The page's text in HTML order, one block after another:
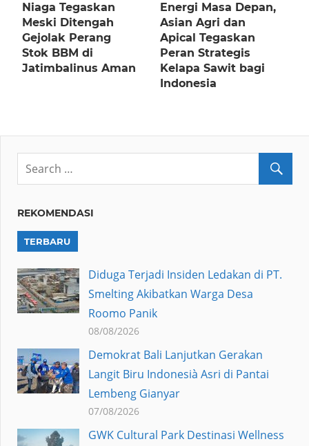
Niaga Tegaskan
Meski Ditengah
Gejolak Perang
Stok BBM di
Jatimbalinus Aman
Energi Masa Depan,
Asian Agri dan
Apical Tegaskan
Peran Strategis
Kelapa Sawit bagi
Indonesia
REKOMENDASI
TERBARU
Diduga Terjadi Insiden Ledakan di PT.
Smelting Akibatkan Warga Desa
Roomo Panik
08/08/2026
Demokrat Bali Lanjutkan Gerakan
Langit Biru Indonesià Asri di Pantai
Lembeng Gianyar
07/08/2026
GWK Cultural Park Destinasi Wellness